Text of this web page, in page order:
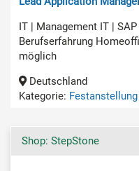
IT | Management IT |
Berufserfahrung
möglich
Deutschland
Kategorie: Festanstellung
Shop: StepStone